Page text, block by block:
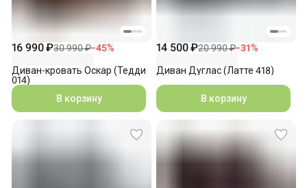
16 990 ₽30 990 ₽−45%
Диван-кровать Оскар (Тедди
014)
В корзину
14 500 ₽20 990 ₽−31%
Диван Дуглас (Латте 418)
В корзину